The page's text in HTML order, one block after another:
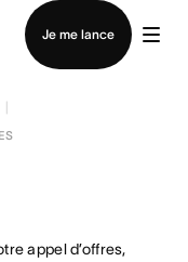
Je me lance
appel d’offres,